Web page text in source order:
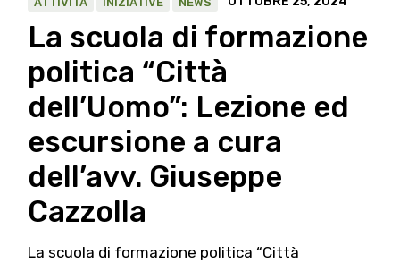
La scuola di formazione
politica “Città
dell’Uomo”: Lezione ed
escursione a cura
dell’avv. Giuseppe
Cazzolla
La scuola di formazione politica “Città